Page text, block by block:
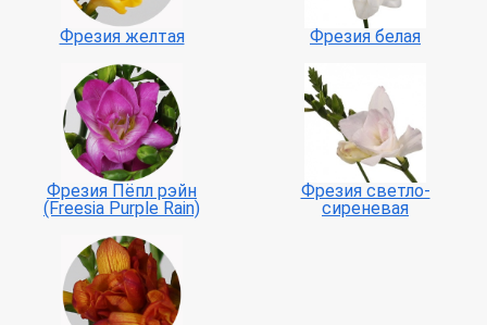
Фрезия желтая Фрезия белая
Фрезия Пёпл рэйн
(Freesia Purple Rain)
Фрезия светло-
сиреневая